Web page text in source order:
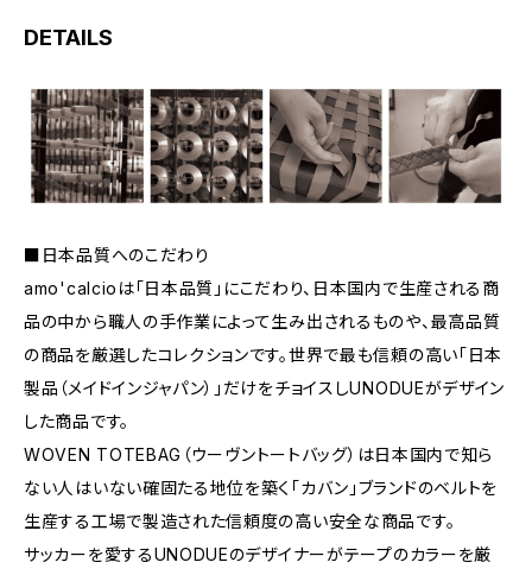
DETAILS
■日本品質へのこだわり
amo'calcioは「日本品質」にこだわり、日本国内で生産される商
品の中から職人の手作業によって生み出されるものや、最高品質
の商品を厳選したコレクションです。世界で最も信頼の高い「日本
製品（メイドインジャパン）」だけをチョイスしUNODUEがデザイン
した商品です。
WOVEN TOTEBAG（ウーヴントートバッグ）は日本国内で知ら
ない人はいない確固たる地位を築く「カバン」ブランドのベルトを
生産する工場で製造された信頼度の高い安全な商品です。
サッカーを愛するUNODUEのデザイナーがテープのカラーを厳